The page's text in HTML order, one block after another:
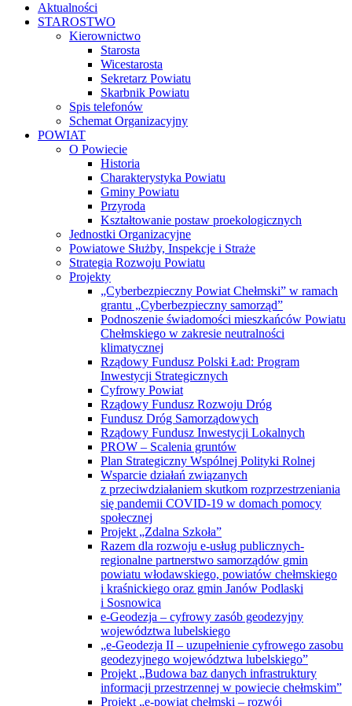
Aktualności
STAROSTWO
Kierownictwo
Starosta
Wicestarosta
Sekretarz Powiatu
Skarbnik Powiatu
Spis telefonów
Schemat Organizacyjny
POWIAT
O Powiecie
Historia
Charakterystyka Powiatu
Gminy Powiatu
Przyroda
Kształtowanie postaw proekologicznych
Jednostki Organizacyjne
Powiatowe Służby, Inspekcje i Straże
Strategia Rozwoju Powiatu
Projekty
„Cyberbezpieczny Powiat Chełmski” w ramach
grantu „Cyberbezpieczny samorząd”
Podnoszenie świadomości mieszkańców Powiatu
Chełmskiego w zakresie neutralności
klimatycznej
Rządowy Fundusz Polski Ład: Program
Inwestycji Strategicznych
Cyfrowy Powiat
Rządowy Fundusz Rozwoju Dróg
Fundusz Dróg Samorządowych
Rządowy Fundusz Inwestycji Lokalnych
PROW – Scalenia gruntów
Plan Strategiczny Wspólnej Polityki Rolnej
Wsparcie działań związanych
z przeciwdziałaniem skutkom rozprzestrzeniania
się pandemii COVID-19 w domach pomocy
społecznej
Projekt „Zdalna Szkoła”
Razem dla rozwoju e-usług publicznych-
regionalne partnerstwo samorządów gmin
powiatu włodawskiego, powiatów chełmskiego
i kraśnickiego oraz gmin Janów Podlaski
i Sosnowica
e-Geodezja – cyfrowy zasób geodezyjny
województwa lubelskiego
„e-Geodezja II – uzupełnienie cyfrowego zasobu
geodezyjnego województwa lubelskiego”
Projekt „Budowa baz danych infrastruktury
informacji przestrzennej w powiecie chełmskim”
Projekt „e-powiat chełmski – rozwój